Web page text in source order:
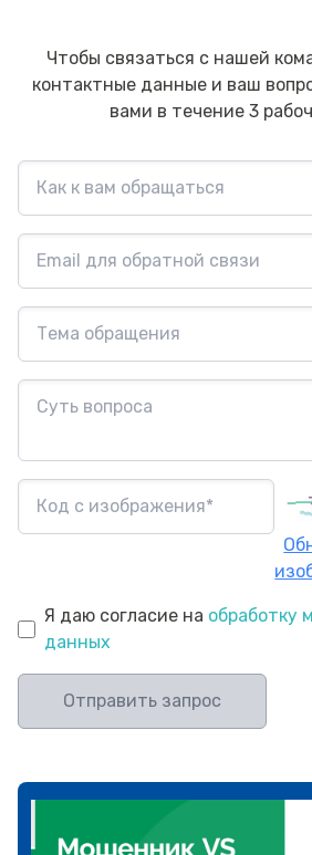
Чтобы связаться с нашей
контактные данные и ваш
вами в течение 3
Я даю согласие на обработку
данных
Отправить запрос